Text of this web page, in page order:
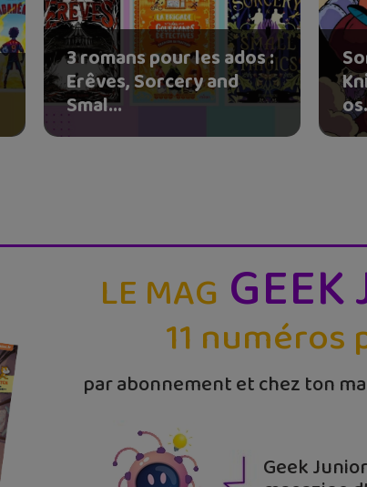
3 romans pour les ados :
Erêves, Sorcery and
Smal...
LE MAG
11 numéros
par abonnement et chez ton
Geek